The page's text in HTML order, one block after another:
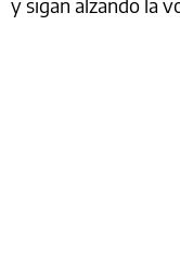
y sigan alzando la